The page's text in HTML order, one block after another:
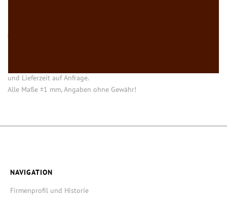
HINWEISE
und Lieferzeit auf Anfrage.
Alle Maße ±1 mm, Angaben ohne Gewähr!
NAVIGATION
Firmenprofil und Historie